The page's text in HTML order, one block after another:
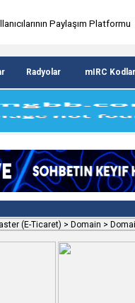
Radyolar mIRC Kodlar
(E-Ticaret) > Domain >